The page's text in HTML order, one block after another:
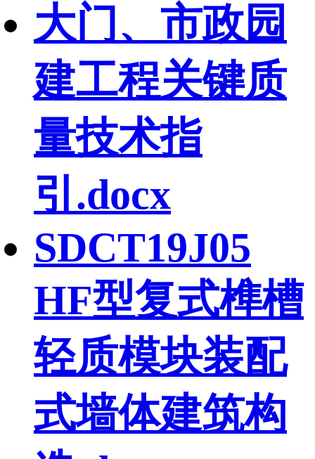
大门、市政园
建工程关键质
量技术指
引.docx
SDCT19J05
HF型复式榫槽
轻质模块装配
式墙体建筑构